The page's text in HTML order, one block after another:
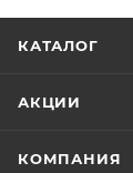
КАТАЛОГ
АКЦИИ
КОМПАНИЯ